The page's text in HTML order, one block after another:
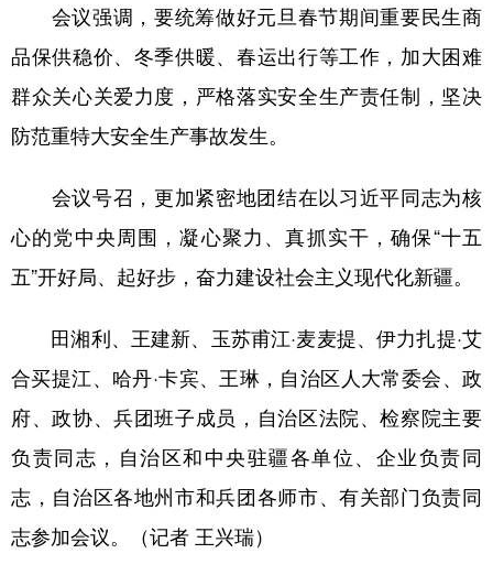
会议强调，要统筹做好元旦春节期间重要民生商
品保供稳价、冬季供暖、春运出行等工作，加大困难
群众关心关爱力度，严格落实安全生产责任制，坚决
防范重特大安全生产事故发生。
会议号召，更加紧密地团结在以习近平同志为核
心的党中央周围，凝心聚力、真抓实干，确保“十五
五”开好局、起好步，奋力建设社会主义现代化新疆。
田湘利、王建新、玉苏甫江·麦麦提、伊力扎提·艾
合买提江、哈丹·卡宾、王琳，自治区人大常委会、政
府、政协、兵团班子成员，自治区法院、检察院主要
负责同志，自治区和中央驻疆各单位、企业负责同
志，自治区各地州市和兵团各师市、有关部门负责同
志参加会议。（记者 王兴瑞）